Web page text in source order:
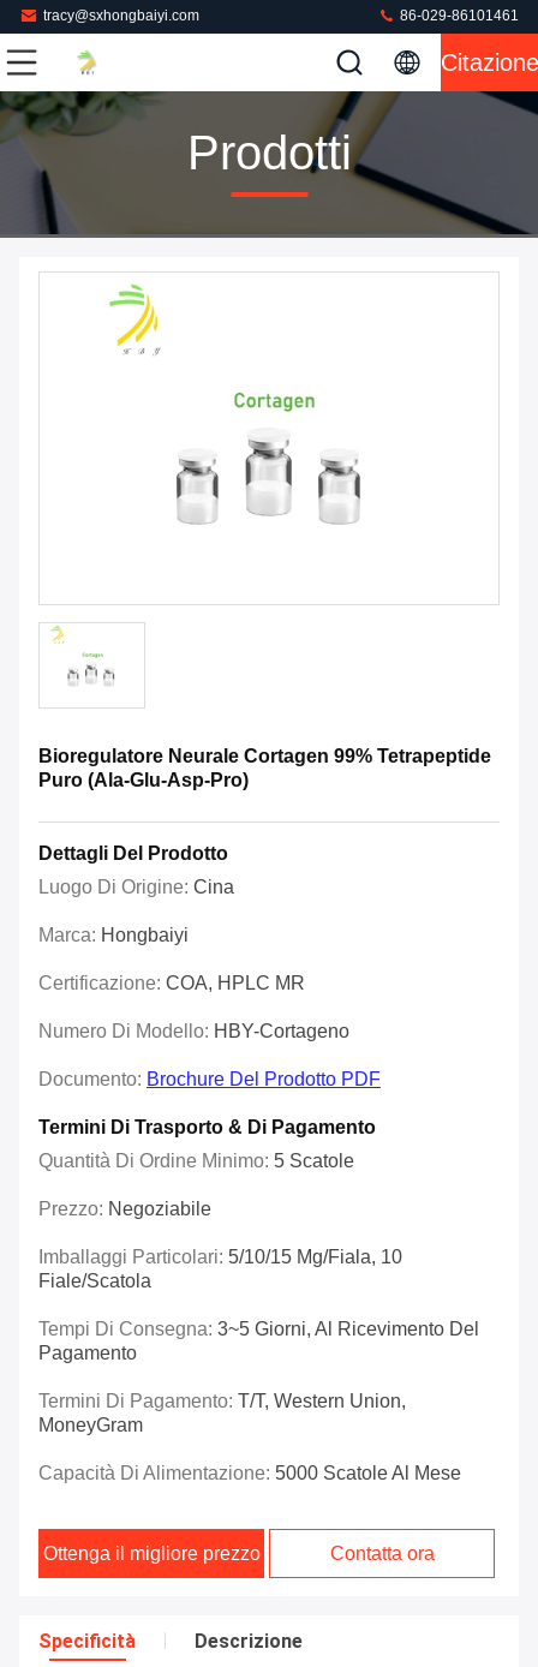
tracy@sxhongbaiyi.com 86-029-86101461
Citazione
Prodotti
Bioregulatore Neurale Cortagen 99% Tetrapeptide
Puro (Ala-Glu-Asp-Pro)
Dettagli Del Prodotto
Luogo Di Origine: Cina
Marca: Hongbaiyi
Certificazione: COA, HPLC MR
Numero Di Modello: HBY-Cortageno
Documento: Brochure Del Prodotto PDF
Termini Di Trasporto & Di Pagamento
Quantità Di Ordine Minimo: 5 Scatole
Prezzo: Negoziabile
Imballaggi Particolari: 5/10/15 Mg/fiala, 10
Fiale/scatola
Tempi Di Consegna: 3~5 Giorni, Al Ricevimento Del
Pagamento
Termini Di Pagamento: T/T, Western Union,
MoneyGram
Capacità Di Alimentazione: 5000 Scatole Al Mese
Ottenga il migliore prezzo Contatta ora
Specificità Descrizione